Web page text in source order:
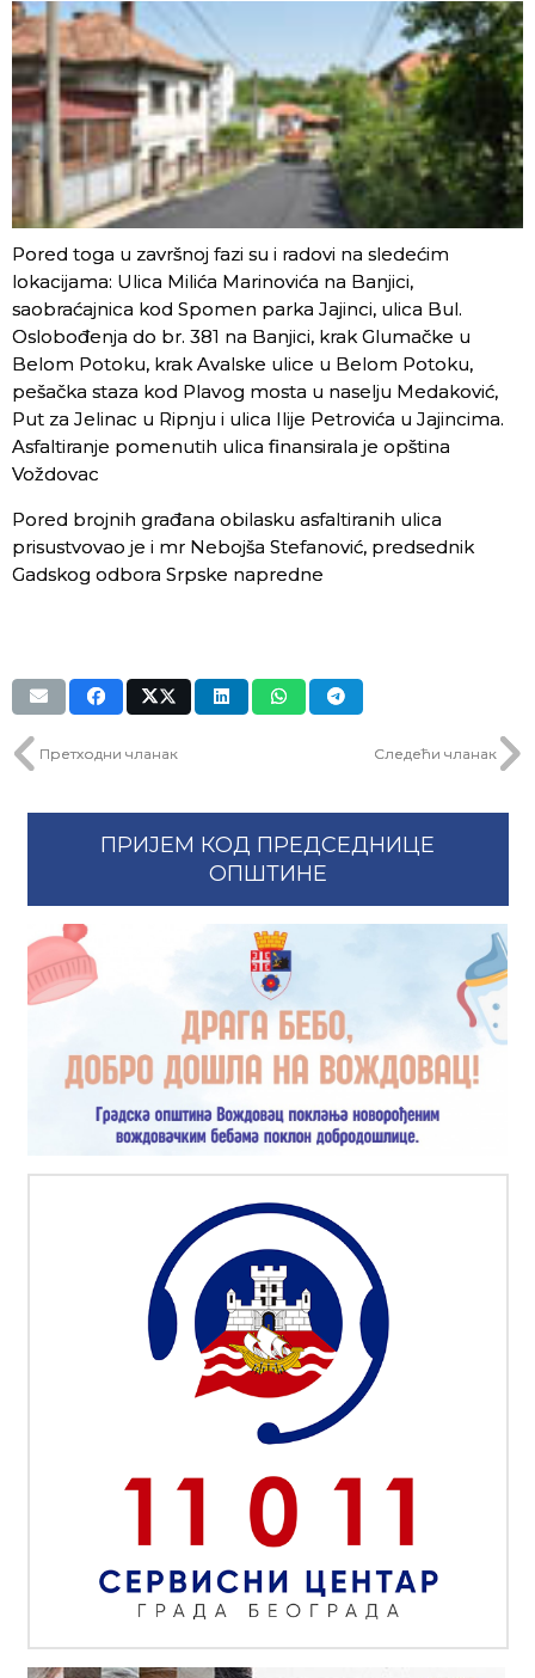
Pored toga u završnoj fazi su i radovi na sledećim
lokacijama: Ulica Milića Marinovića na Banjici,
saobraćajnica kod Spomen parka Jajinci, ulica Bul.
Oslobođenja do br. 381 na Banjici, krak Glumačke u
Belom Potoku, krak Avalske ulice u Belom Potoku,
pešačka staza kod Plavog mosta u naselju Medaković,
Put za Jelinac u Ripnju i ulica Ilije Petrovića u Jajincima.
Asfaltiranje pomenutih ulica finansirala je opština
Voždovac
Pored brojnih građana obilasku asfaltiranih ulica
prisustvovao je i mr Nebojša Stefanović, predsednik
Gadskog odbora Srpske napredne
Претходни чланак Следећи чланак
ПРИЈЕМ КОД ПРЕДСЕДНИЦЕ
ОПШТИНЕ